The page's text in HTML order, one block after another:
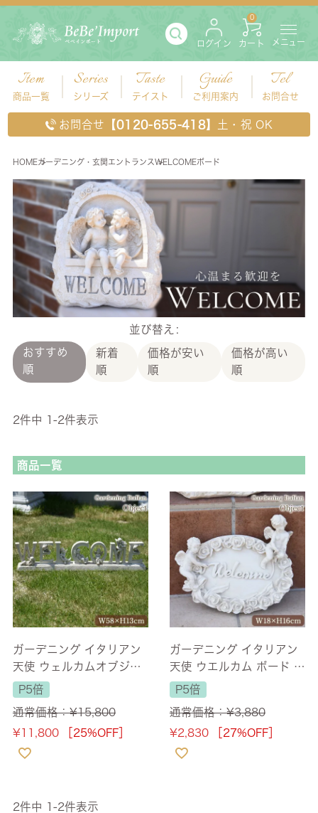
ログイン カート
0
メニュー
Item
商品一覧
Series
シリーズ
Taste
テイスト
Guide
ご利用案内
Tel
お問合せ
お問合せ 【0120-655-418】 土・祝 OK
HOMEガーデニング・玄関エントランスWELCOMEボード
WELCOMEボード
並び替え
おすすめ
順
新着
順
価格が安い
順
価格が高い
順
2件中 1 -2件表示
商品一覧
ガーデニング イタリアン
天使 ウェルカムオブジェ
幅58cm 【送料無料】 [Y]
P5倍
通常価格：¥15,800
¥11,800 ［25%OFF］
ガーデニング イタリアン
天使 ウエルカム ボード 幅
18cm
P5倍
通常価格：¥3,880
¥2,830 ［27%OFF］
2件中 1 -2件表示